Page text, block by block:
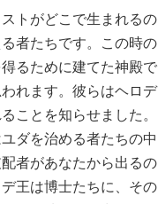
トがどこで生まれるの
者たちです。この時の
るために建てた神殿で
れます。彼らはヘロデ
ことを知らせました。
ダを治める者たちの中
者があなたから出るの
王は博士たちに、その